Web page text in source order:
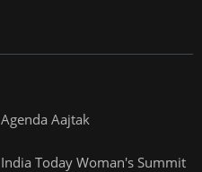
Agenda Aajtak
India Today Woman's Summit